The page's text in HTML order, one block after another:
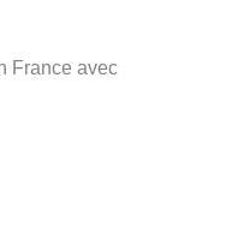
France avec